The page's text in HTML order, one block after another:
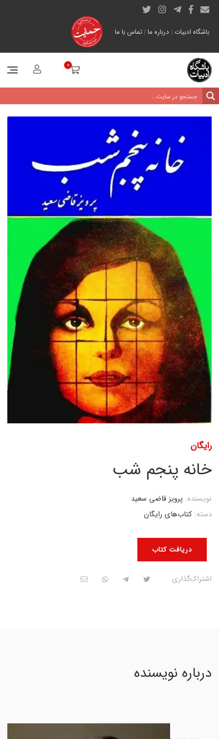
باشگاه ادبیات | درباره ما | تماس با ما
0
رایگان
خانه پنجم شب
دریافت کتاب
نویسنده: پرویز قاضی سعید
دسته: کتاب‌های رایگان
اشتراک‌گذاری
درباره نویسنده